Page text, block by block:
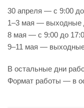
30 апреля — с 9:00
1–3 мая — выходные
8 мая — с 9:00 до
9–11 мая —
В остальные дни
Формат работы — в